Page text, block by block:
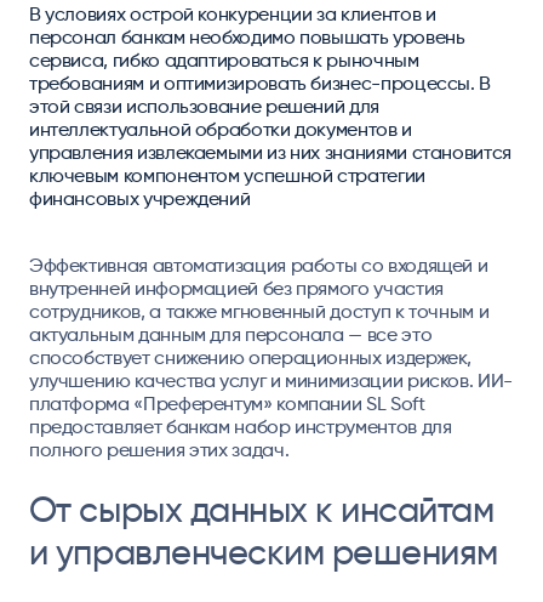
В условиях острой конкуренции за клиентов и
персонал банкам необходимо повышать уровень
сервиса, гибко адаптироваться к рыночным
требованиям и оптимизировать бизнес-процессы. В
этой связи использование решений для
интеллектуальной обработки документов и
управления извлекаемыми из них знаниями становится
ключевым компонентом успешной стратегии
финансовых учреждений
Эффективная автоматизация работы со входящей и
внутренней информацией без прямого участия
сотрудников, а также мгновенный доступ к точным и
актуальным данным для персонала — все это
способствует снижению операционных издержек,
улучшению качества услуг и минимизации рисков. ИИ-
платформа «Преферентум» компании SL Soft
предоставляет банкам набор инструментов для
полного решения этих задач.
От сырых данных к инсайтам
и управленческим решениям